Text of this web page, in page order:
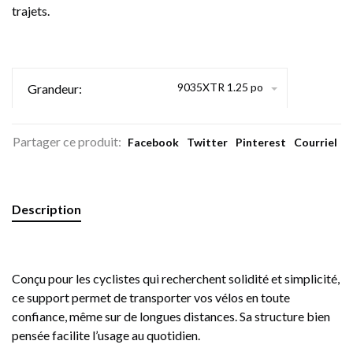
trajets.
Grandeur: 9035XTR 1.25 po
Partager ce produit: Facebook Twitter Pinterest Courriel
Description
Conçu pour les cyclistes qui recherchent solidité et simplicité,
ce support permet de transporter vos vélos en toute
confiance, même sur de longues distances. Sa structure bien
pensée facilite l’usage au quotidien.